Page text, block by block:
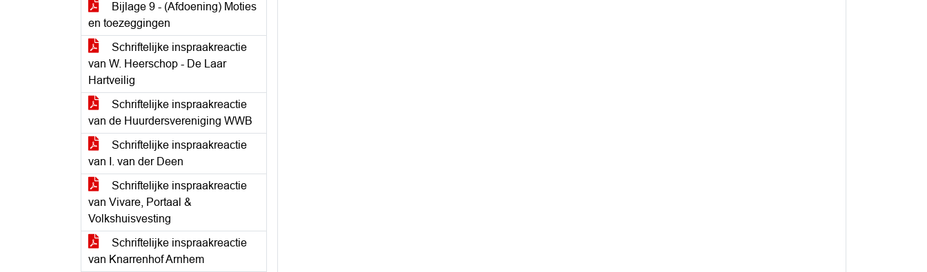
Bijlage 9 - (Afdoening) Moties
en toezeggingen
Schriftelijke inspraakreactie
van W. Heerschop - De Laar
Hartveilig
Schriftelijke inspraakreactie
van de Huurdersvereniging WWB
Schriftelijke inspraakreactie
van I. van der Deen
Schriftelijke inspraakreactie
van Vivare, Portaal &
Volkshuisvesting
Schriftelijke inspraakreactie
van Knarrenhof Arnhem